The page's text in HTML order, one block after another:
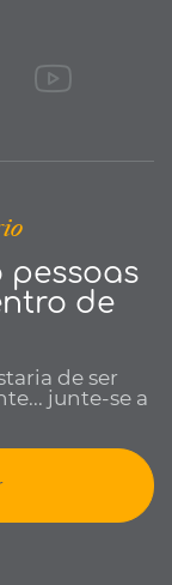
pessoas
de
de ser
junte-se a